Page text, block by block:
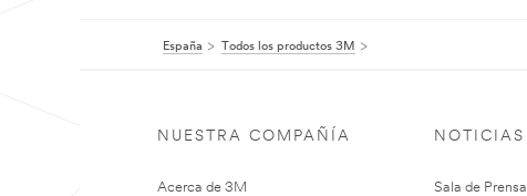
España Todos los productos 3M
NUESTRA COMPAÑÍA
Acerca de 3M
NOTICIAS
Sala de Prensa